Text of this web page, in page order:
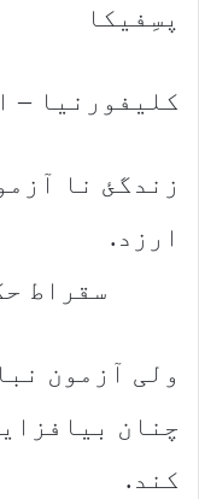
پسِفیکا
کلیفورنیا –
زندگئ نا
سقراط
ولی آزمون
چنان
کند.